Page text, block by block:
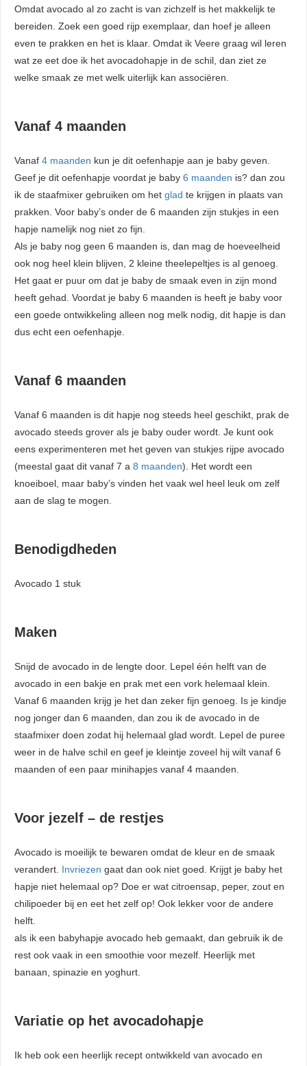
Omdat avocado al zo zacht is van zichzelf is het makkelijk te
bereiden. Zoek een goed rijp exemplaar, dan hoef je alleen
even te prakken en het is klaar. Omdat ik Veere graag wil leren
wat ze eet doe ik het avocadohapje in de schil, dan ziet ze
welke smaak ze met welk uiterlijk kan associëren.
Vanaf 4 maanden
Vanaf 4 maanden kun je dit oefenhapje aan je baby geven.
Geef je dit oefenhapje voordat je baby 6 maanden is? dan zou
ik de staafmixer gebruiken om het glad te krijgen in plaats van
prakken. Voor baby’s onder de 6 maanden zijn stukjes in een
hapje namelijk nog niet zo fijn.
Als je baby nog geen 6 maanden is, dan mag de hoeveelheid
ook nog heel klein blijven, 2 kleine theelepeltjes is al genoeg.
Het gaat er puur om dat je baby de smaak even in zijn mond
heeft gehad. Voordat je baby 6 maanden is heeft je baby voor
een goede ontwikkeling alleen nog melk nodig, dit hapje is dan
dus echt een oefenhapje.
Vanaf 6 maanden
Vanaf 6 maanden is dit hapje nog steeds heel geschikt, prak de
avocado steeds grover als je baby ouder wordt. Je kunt ook
eens experimenteren met het geven van stukjes rijpe avocado
(meestal gaat dit vanaf 7 a 8 maanden). Het wordt een
knoeiboel, maar baby’s vinden het vaak wel heel leuk om zelf
aan de slag te mogen.
Benodigdheden
Avocado 1 stuk
Maken
Snijd de avocado in de lengte door. Lepel één helft van de
avocado in een bakje en prak met een vork helemaal klein.
Vanaf 6 maanden krijg je het dan zeker fijn genoeg. Is je kindje
nog jonger dan 6 maanden, dan zou ik de avocado in de
staafmixer doen zodat hij helemaal glad wordt. Lepel de puree
weer in de halve schil en geef je kleintje zoveel hij wilt vanaf 6
maanden of een paar minihapjes vanaf 4 maanden.
Voor jezelf – de restjes
Avocado is moeilijk te bewaren omdat de kleur en de smaak
verandert. Invriezen gaat dan ook niet goed. Krijgt je baby het
hapje niet helemaal op? Doe er wat citroensap, peper, zout en
chilipoeder bij en eet het zelf op! Ook lekker voor de andere
helft.
als ik een babyhapje avocado heb gemaakt, dan gebruik ik de
rest ook vaak in een smoothie voor mezelf. Heerlijk met
banaan, spinazie en yoghurt.
Variatie op het avocadohapje
Ik heb ook een heerlijk recept ontwikkeld van avocado en